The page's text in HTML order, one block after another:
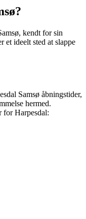
kendt for sin
et ideelt sted at slappe
Samsø åbningstider,
hermed.
for Harpesdal: